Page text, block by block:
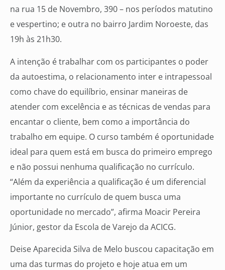
na rua 15 de Novembro, 390 – nos períodos matutino
e vespertino; e outra no bairro Jardim Noroeste, das
19h às 21h30.
A intenção é trabalhar com os participantes o poder
da autoestima, o relacionamento inter e intrapessoal
como chave do equilíbrio, ensinar maneiras de
atender com excelência e as técnicas de vendas para
encantar o cliente, bem como a importância do
trabalho em equipe. O curso também é oportunidade
ideal para quem está em busca do primeiro emprego
e não possui nenhuma qualificação no currículo.
“Além da experiência a qualificação é um diferencial
importante no currículo de quem busca uma
oportunidade no mercado”, afirma Moacir Pereira
Júnior, gestor da Escola de Varejo da ACICG.
Deise Aparecida Silva de Melo buscou capacitação em
uma das turmas do projeto e hoje atua em um